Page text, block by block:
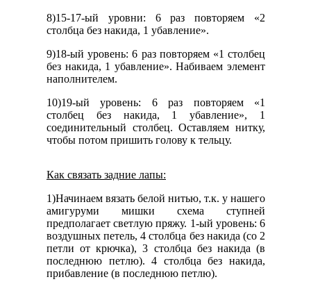
8)15-17-ый уровни: 6 раз повторяем «2
столбца без накида, 1 убавление».
9)18-ый уровень: 6 раз повторяем «1 столбец
без накида, 1 убавление». Набиваем элемент
наполнителем.
10)19-ый уровень: 6 раз повторяем «1
столбец без накида, 1 убавление», 1
соединительный столбец. Оставляем нитку,
чтобы потом пришить голову к тельцу.
Как связать задние лапы:
1)Начинаем вязать белой нитью, т.к. у нашего
амигуруми мишки схема ступней
предполагает светлую пряжу. 1-ый уровень: 6
воздушных петель, 4 столбца без накида (со 2
петли от крючка), 3 столбца без накида (в
последнюю петлю). 4 столбца без накида,
прибавление (в последнюю петлю).